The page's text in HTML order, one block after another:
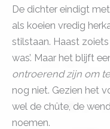
De dichter eindigt
als koeien vredig
stilstaan. Haast
was’. Maar het blijft
ontroerend zijn om
nog niet. Gezien het
wel de chûte, de
noemen.